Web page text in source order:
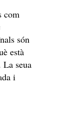
com
són
està
La seua
i